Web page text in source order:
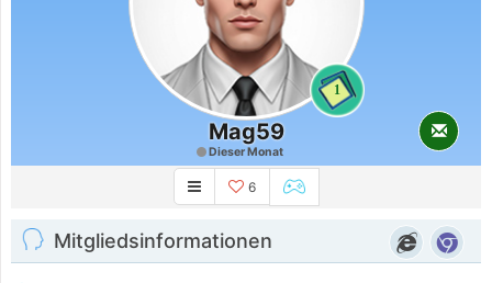
1
Mag59
Dieser Monat
6
Mitgliedsinformationen